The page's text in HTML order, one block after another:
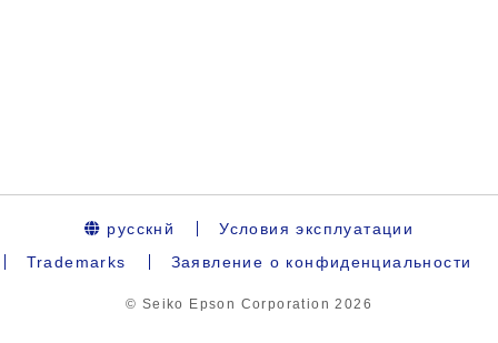
русскнй
Условия эксплуатации
Trademarks
Заявление о конфиденциальности
© Seiko Epson Corporation2026